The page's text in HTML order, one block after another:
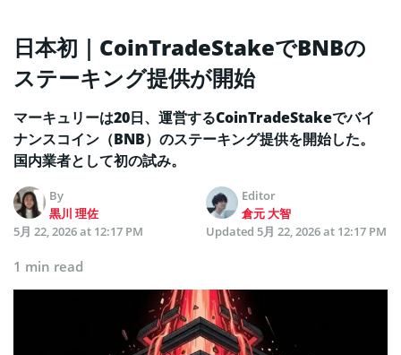
日本初｜CoinTradeStakeでBNBの
ステーキング提供が開始
マーキュリーは20日、運営するCoinTradeStakeでバイ
ナンスコイン（BNB）のステーキング提供を開始した。
国内業者として初の試み。
By
黒川 理佐
Editor
倉元 大智
5月 22, 2026 at 12:17 PM
Updated 5月 22, 2026 at 12:17 PM
1 min read